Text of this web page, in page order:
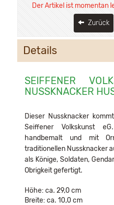
Der Artikel ist momentan
Zurück
Details
SEIFFENER
NUSSKNACKER
Dieser Nussknacker
Seiffener Volkskunst
handbemalt und mit
traditionellen Nussknacker
als Könige, Soldaten,
Obrigkeit gefertigt.
Höhe: ca. 29,0 cm
Breite: ca. 10,0 cm